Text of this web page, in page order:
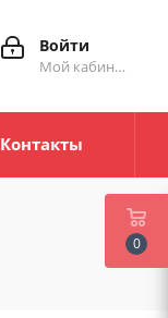
Войти
Мой кабинет
Контакты
0